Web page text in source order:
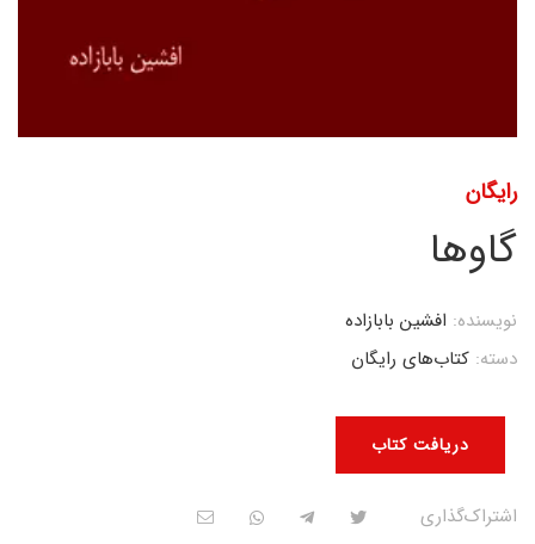
رایگان
گاوها
دریافت کتاب
نویسنده: افشین بابازاده
دسته: کتاب‌های رایگان
اشتراک‌گذاری